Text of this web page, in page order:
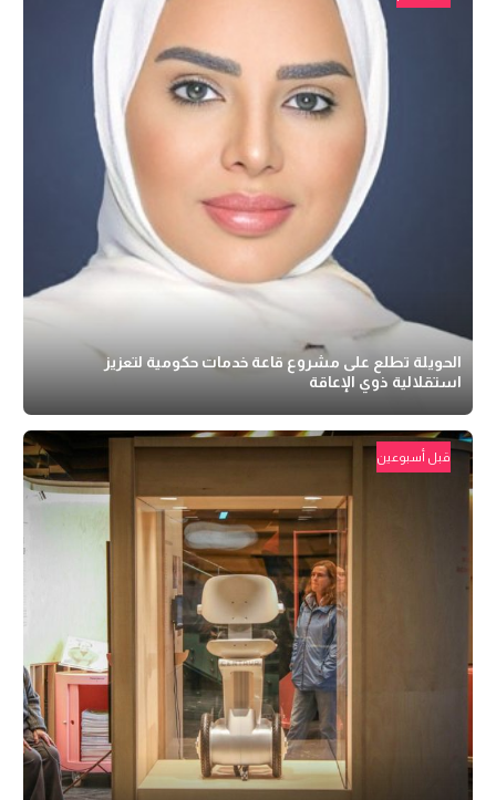
الحويلة تطلع على مشروع قاعة خدمات حكومية لتعزيز
استقلالية ذوي الإعاقة
قبل أسبوعين